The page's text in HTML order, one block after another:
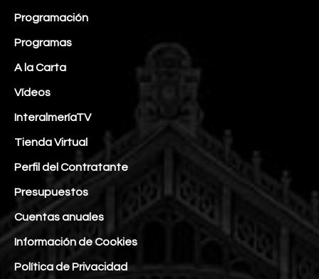
Programación
Programas
A la Carta
Vídeos
InteralmeríaTV
Tienda Virtual
Perfil del Contratante
Presupuestos
Cuentas anuales
Información de Cookies
Política de Privacidad